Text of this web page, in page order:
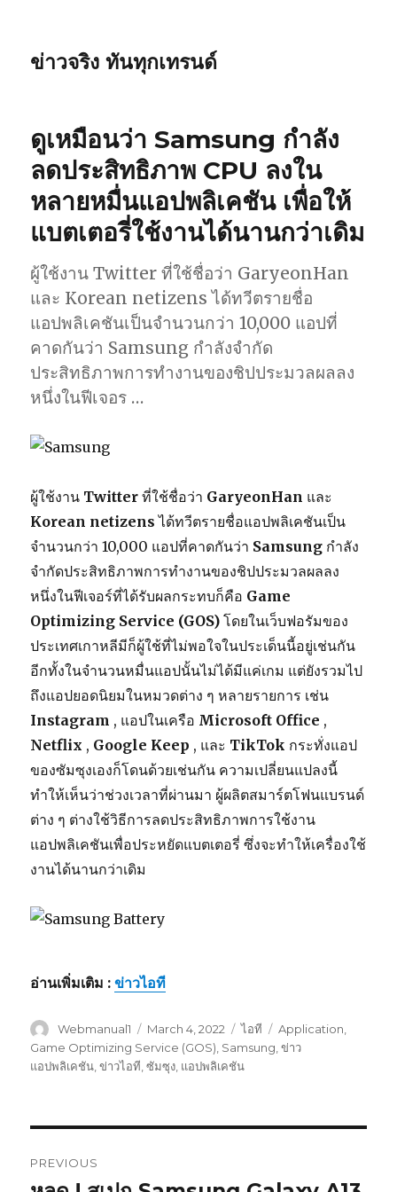
ข่าวจริง ทันทุกเทรนด์
ดูเหมือนว่า Samsung กำลัง
ลดประสิทธิภาพ CPU ลงใน
หลายหมื่นแอปพลิเคชัน เพื่อให้
แบตเตอรี่ใช้งานได้นานกว่าเดิม
ผู้ใช้งาน Twitter ที่ใช้ชื่อว่า GaryeonHan
และ Korean netizens ได้ทวีตรายชื่อ
แอปพลิเคชันเป็นจำนวนกว่า 10,000 แอปที่
คาดกันว่า Samsung กำลังจำกัด
ประสิทธิภาพการทำงานของชิปประมวลผลลง
หนึ่งในฟีเจอร …
ผู้ใช้งาน Twitter ที่ใช้ชื่อว่า GaryeonHan และ
Korean netizens ได้ทวีตรายชื่อแอปพลิเคชันเป็น
จำนวนกว่า 10,000 แอปที่คาดกันว่า Samsung กำลัง
จำกัดประสิทธิภาพการทำงานของชิปประมวลผลลง
หนึ่งในฟีเจอร์ที่ได้รับผลกระทบก็คือ Game
Optimizing Service (GOS) โดยในเว็บฟอรัมของ
ประเทศเกาหลีมีก็ผู้ใช้ที่ไม่พอใจในประเด็นนี้อยู่เช่นกัน
อีกทั้งในจำนวนหมื่นแอปนั้นไม่ได้มีแค่เกม แต่ยังรวมไป
ถึงแอปยอดนิยมในหมวดต่าง ๆ หลายรายการ เช่น
Instagram , แอปในเครือ Microsoft Office ,
Netflix , Google Keep , และ TikTok กระทั่งแอป
ของซัมซุงเองก็โดนด้วยเช่นกัน ความเปลี่ยนแปลงนี้
ทำให้เห็นว่าช่วงเวลาที่ผ่านมา ผู้ผลิตสมาร์ตโฟนแบรนด์
ต่าง ๆ ต่างใช้วิธีการลดประสิทธิภาพการใช้งาน
แอปพลิเคชันเพื่อประหยัดแบตเตอรี่ ซึ่งจะทำให้เครื่องใช้
งานได้นานกว่าเดิม
อ่านเพิ่มเติม :ข่าวไอที
Author
Webmanual1
Posted
on
March 4, 2022 Categories
ไอที Tags
Application
Game Optimizing Service (GOS) Samsung ,ข่าว
แอปพลิเคชัน ,ข่าวไอที ,ซัมซุง แอปพลิเคชัน
navigation
PREVIOUS